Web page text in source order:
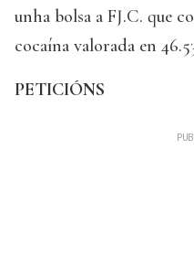
unha bolsa a FJ.C. que
cocaína valorada en
PETICIÓNS